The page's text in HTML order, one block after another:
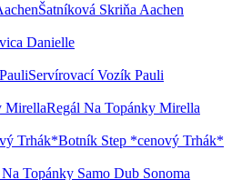
Šatníková Skriňa Aachen
Danielle
Servírovací Vozík Pauli
Regál Na Topánky Mirella
Botník Step *cenový Trhák*